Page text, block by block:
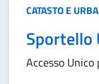
Categoria:
CATASTO E
Sportello
Accesso